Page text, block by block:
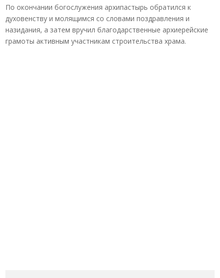
По окончании богослужения архипастырь обратился к
духовенству и молящимся со словами поздравления и
назидания, а затем вручил благодарственные архиерейские
грамоты активным участникам строительства храма.